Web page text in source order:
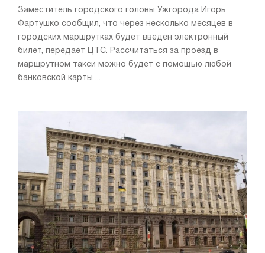
Заместитель городского головы Ужгорода Игорь
Фартушко сообщил, что через несколько месяцев в
городских маршрутках будет введен электронный
билет, передаёт ЦТС. Рассчитаться за проезд в
маршрутном такси можно будет с помощью любой
банковской карты ...